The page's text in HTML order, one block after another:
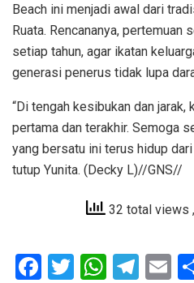
Beach ini menjadi awal dari
Ruata. Rencananya, pertemuan
setiap tahun, agar ikatan
generasi penerus tidak lupa
“Di tengah kesibukan dan jarak,
pertama dan terakhir. Semoga
yang bersatu ini terus hidup
tutup Yunita. (Decky L)//GNS//
32 total views
F
T
W T
E